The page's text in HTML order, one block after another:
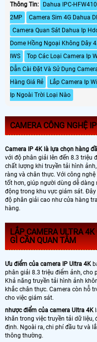
khi phát hiện con người. Camera DS-
2CD2383G0-I là giải pháp an
hiệu quả bảo vệ gia đình của bạn
Thông Tin: Dahua IPC-
2MP
Camera Sim 4G Dahua
Camera Quan Sát Dahua Ip
Dome Hồng Ngoại Không Dây
IWS
Top Các Loại Camera Ip
Dẫn Cài Đặt Và Sử Dụng
Hàng Giá Rẻ
Lắp Camera Ip
Ip Ngoài Trời Loại Nào
CAMERA CÔNG NGHỆ
Camera IP 4K là lựa chọn hàng
với độ phân giải lên đến 8.3 triệu
chất lượng khi truyền tải hình
ràng và chân thực. Với công
tốt hơn, giúp người dùng dễ
động trong khu vực giám sát.
độ phân giải cao như cửa hàng
hàng.
LẮP CAMERA ULTRA
GÌ CẦN QUAN TÂM
Ưu điểm của camera IP Ultra 4K
phân giải 8.3 triệu điểm ảnh, cho
Khả năng truyền tải hình ảnh
khắc chân thực. Camera còn hỗ
cho việc giám sát.
nhược điểm của camera Ultra 4K
khăn trong việc truyền tải dữ
định. Ngoài ra, chi phí đầu tư và
thông thường.